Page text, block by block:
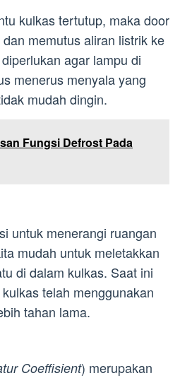
kulkas tertutup, maka door
memutus aliran listrik ke
agar lampu di
menerus menyala yang
mudah dingin.
Fungsi Defrost Pada
untuk menerangi ruangan
mudah untuk meletakkan
di dalam kulkas. Saat ini
telah menggunakan
tahan lama.
Coeffisient) merupakan